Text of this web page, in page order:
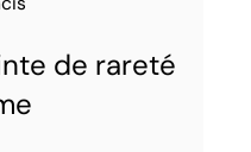
de rareté